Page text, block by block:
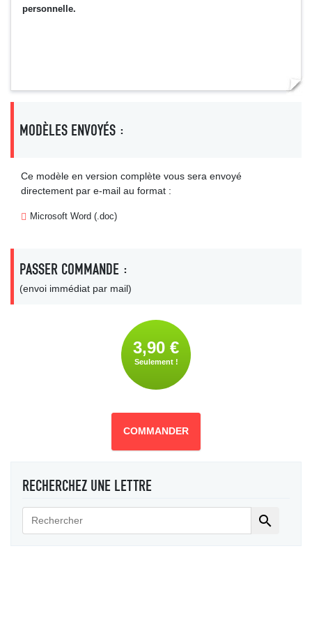
personnelle.
MODÈLES ENVOYÉS :
Ce modèle en version complète vous sera envoyé
directement par e-mail au format :
Microsoft Word (.doc)
PASSER COMMANDE :
(envoi immédiat par mail)
3,90 €
Seulement !
COMMANDER
RECHERCHEZ UNE LETTRE
